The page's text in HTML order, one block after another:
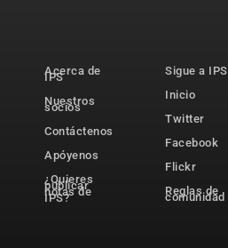
Acerca de
IPS
Nuestros
socios
Contáctenos
Apóyenos
¿Quieres
publicar
notas de
IPS?
Sigue a IPS
Inicio
Twitter
Facebook
Flickr
Reglas de
comunidad